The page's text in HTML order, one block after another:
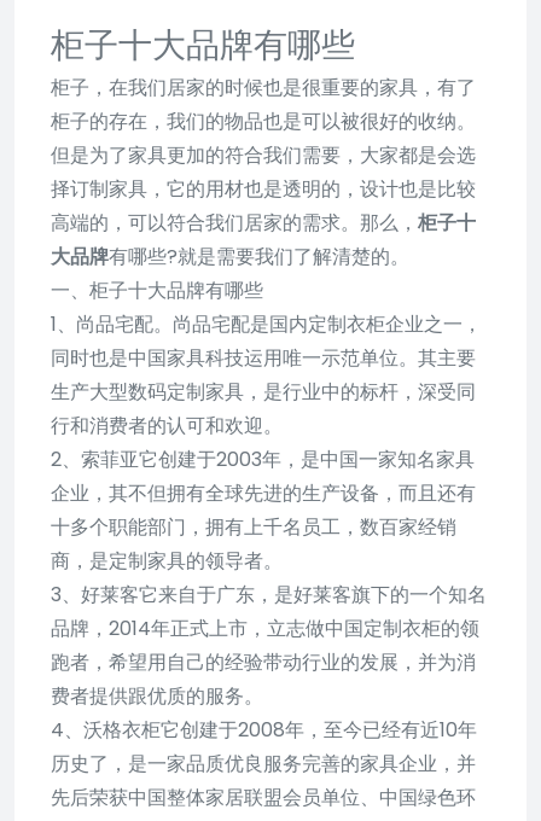
柜子十大品牌有哪些
柜子，在我们居家的时候也是很重要的家具，有了
柜子的存在，我们的物品也是可以被很好的收纳。
但是为了家具更加的符合我们需要，大家都是会选
择订制家具，它的用材也是透明的，设计也是比较
高端的，可以符合我们居家的需求。那么， 柜子十
大品牌有哪些?就是需要我们了解清楚的。
一、柜子十大品牌有哪些
1、尚品宅配。尚品宅配是国内定制衣柜企业之一，
同时也是中国家具科技运用唯一示范单位。其主要
生产大型数码定制家具，是行业中的标杆，深受同
行和消费者的认可和欢迎。
2、索菲亚它创建于2003年，是中国一家知名家具
企业，其不但拥有全球先进的生产设备，而且还有
十多个职能部门，拥有上千名员工，数百家经销
商，是定制家具的领导者。
3、好莱客它来自于广东，是好莱客旗下的一个知名
品牌，2014年正式上市，立志做中国定制衣柜的领
跑者，希望用自己的经验带动行业的发展，并为消
费者提供跟优质的服务。
4、沃格衣柜它创建于2008年，至今已经有近10年
历史了，是一家品质优良服务完善的家具企业，并
先后荣获中国整体家居联盟会员单位、中国绿色环